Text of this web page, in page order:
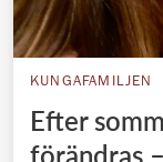
KUNGAFAMILJEN
Efter
förändras